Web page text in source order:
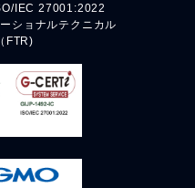
IEC 27001:2022
ショナルテクニカル
FTR)